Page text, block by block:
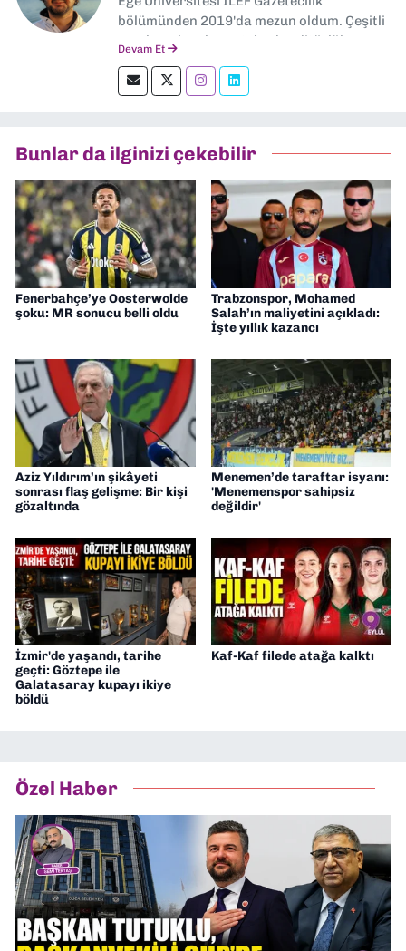
bölümünden 2019'da mezun oldum. Çeşitli
yerel ve ulusal gazetelerde editörlük,
okumayı severim.
Devam Et
Bunlar da ilginizi çekebilir
Fenerbahçe’ye Oosterwolde
şoku: MR sonucu belli oldu
Trabzonspor, Mohamed
Salah’ın maliyetini açıkladı:
İşte yıllık kazancı
Aziz Yıldırım’ın şikâyeti
sonrası flaş gelişme: Bir kişi
gözaltında
Menemen’de taraftar isyanı:
'Menemenspor sahipsiz
değildir'
İzmir'de yaşandı, tarihe
geçti: Göztepe ile
Galatasaray kupayı ikiye
böldü
Kaf-Kaf filede atağa kalktı
Özel Haber